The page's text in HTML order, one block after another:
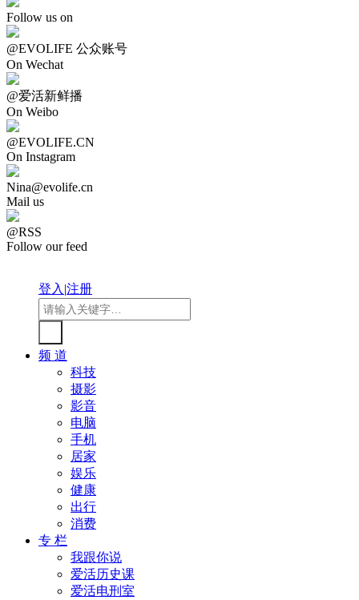
Follow us on
@EVOLIFE 公众账号
On Wechat
@爱活新鲜播
On Weibo
@EVOLIFE.CN
On Instagram
Nina@evolife.cn
Mail us
@RSS
Follow our feed
登入|注册
频 道
科技
摄影
影音
电脑
手机
居家
娱乐
健康
出行
消费
专 栏
我跟你说
爱活历史课
爱活电刑室